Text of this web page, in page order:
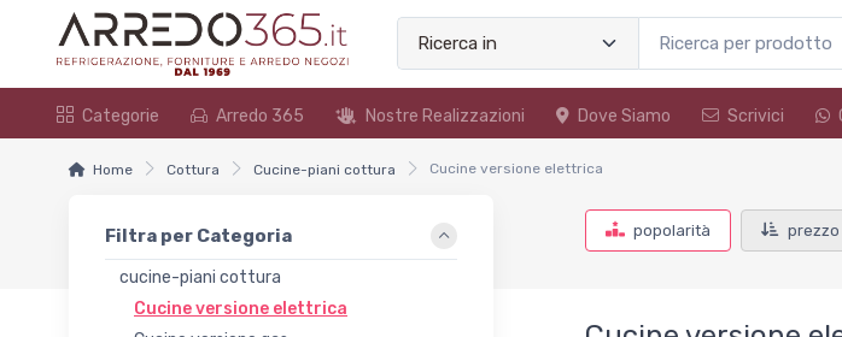
Categorie Arredo 365 Nostre Realizzazioni Dove Siamo Scrivici
Home Cottura Cucine-piani cottura Cucine versione elettrica
Filtra per Categoria
cucine-piani cottura
Cucine versione elettrica
popolarità